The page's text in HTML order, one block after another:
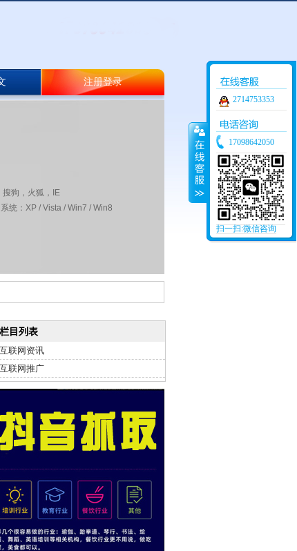
注册登录
狗，火狐，IE
统：XP / Vista / Win7 / Win8
栏目列表
互联网资讯
互联网推广
2714753353
17098642050
扫一扫:微信咨询